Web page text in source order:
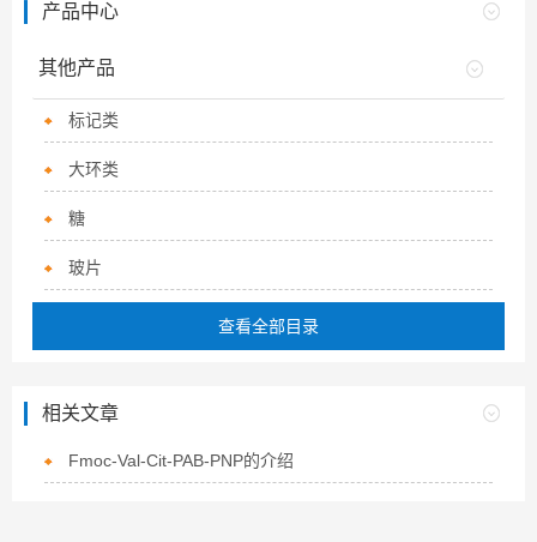
产品中心
其他产品
标记类
大环类
糖
玻片
查看全部目录
相关文章
Fmoc-Val-Cit-PAB-PNP的介绍